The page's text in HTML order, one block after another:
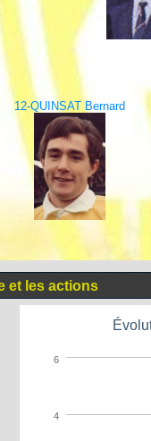
12-QUINSAT Bernard
et les actions
4
6